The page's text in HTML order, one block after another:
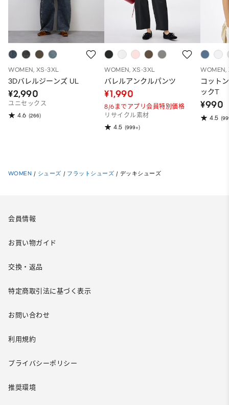
WOMEN, XS-3XL
3Dバレルジーンズ UL
¥2,990
ユニセックス
4.6 (266)
WOMEN, XS-3XL
バレルアンクルパンツ
¥1,990
8/6までアプリ会員特別価格
リサイクル素材
4.5 (999+)
WOMEN,
コット
ックT
¥990
4.5
WOMEN / シューズ / フラットシューズ / デッキシューズ
会員情報
お買い物ガイド
交換・返品
特定商取引法に基づく表示
お問い合わせ
利用規約
プライバシーポリシー
推奨環境